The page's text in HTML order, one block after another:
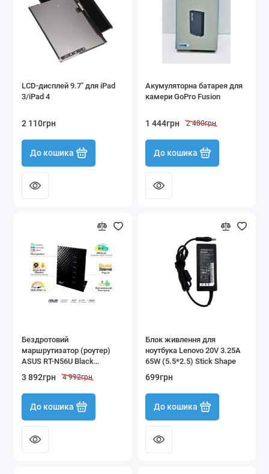
LCD-дисплей 9.7" для iPad
3/iPad 4
2 110грн
До кошика
Акумуляторна батарея для
камери GoPro Fusion
1 444грн 2 400грн
До кошика
Бездротовий
маршрутизатор (роутер)
ASUS RT-N56U Black
Diamond Dual-Band N 600
3 892грн 4 992грн
До кошика
Блок живлення для
ноутбука Lenovo 20V 3.25A
65W (5.5*2.5) Stick Shape
699грн
До кошика